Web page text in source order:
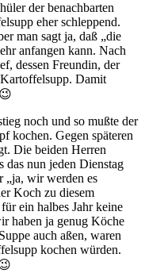
der benachbarten
eher schleppend.
man sagt ja, daß „die
anfangen kann. Nach
dessen Freundin, der
Damit
noch und so mußte der
kochen. Gegen späteren
Die beiden Herren
das nun jeden Dienstag
„ja, wir werden es
Koch zu diesem
ein halbes Jahr keine
haben ja genug Köche
auch aßen, waren
kochen würden.